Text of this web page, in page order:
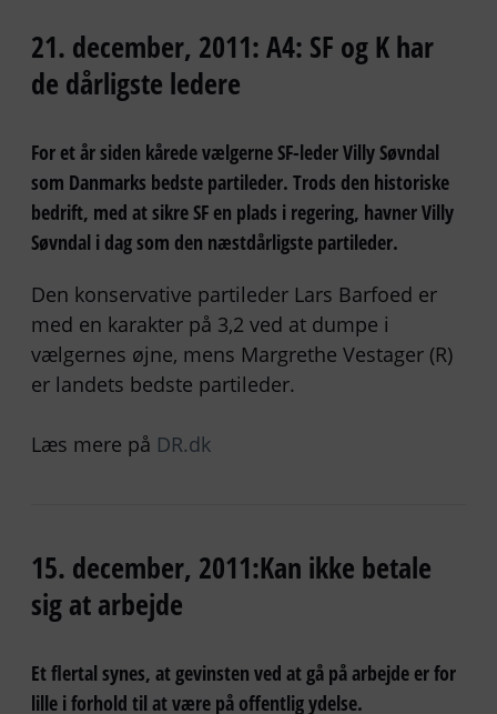
21. december, 2011: A4: SF og K har
de dårligste ledere
For et år siden kårede vælgerne SF-leder Villy Søvndal
som Danmarks bedste partileder. Trods den historiske
bedrift, med at sikre SF en plads i regering, havner Villy
Søvndal i dag som den næstdårligste partileder.
Den konservative partileder Lars Barfoed er
med en karakter på 3,2 ved at dumpe i
vælgernes øjne, mens Margrethe Vestager (R)
er landets bedste partileder.
Læs mere på DR.dk
15. december, 2011:Kan ikke betale
sig at arbejde
Et flertal synes, at gevinsten ved at gå på arbejde er for
lille i forhold til at være på offentlig ydelse.